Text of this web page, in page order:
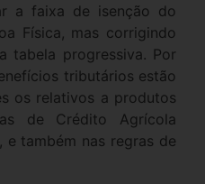
a faixa de isenção do
Física, mas corrigindo
tabela progressiva. Por
tributários estão
os relativos a produtos
de Crédito Agrícola
e também nas regras de